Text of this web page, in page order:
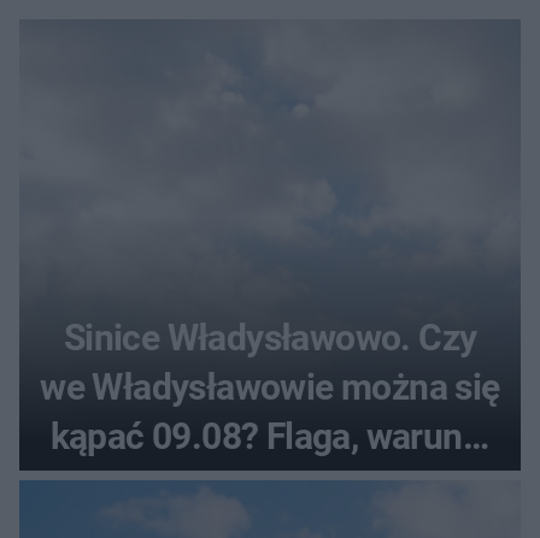
Sinice Władysławowo. Czy
we Władysławowie można się
kąpać 09.08? Flaga, warunki
pogodowe